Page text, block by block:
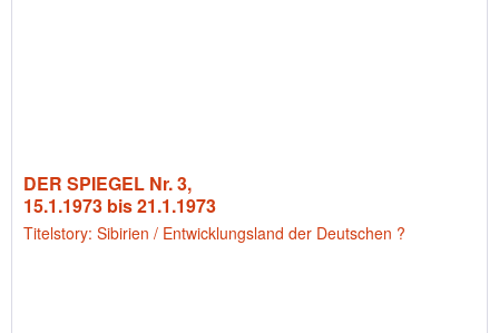
DER SPIEGEL Nr. 3,
15.1.1973 bis 21.1.1973
Titelstory: Sibirien / Entwicklungsland der Deutschen ?